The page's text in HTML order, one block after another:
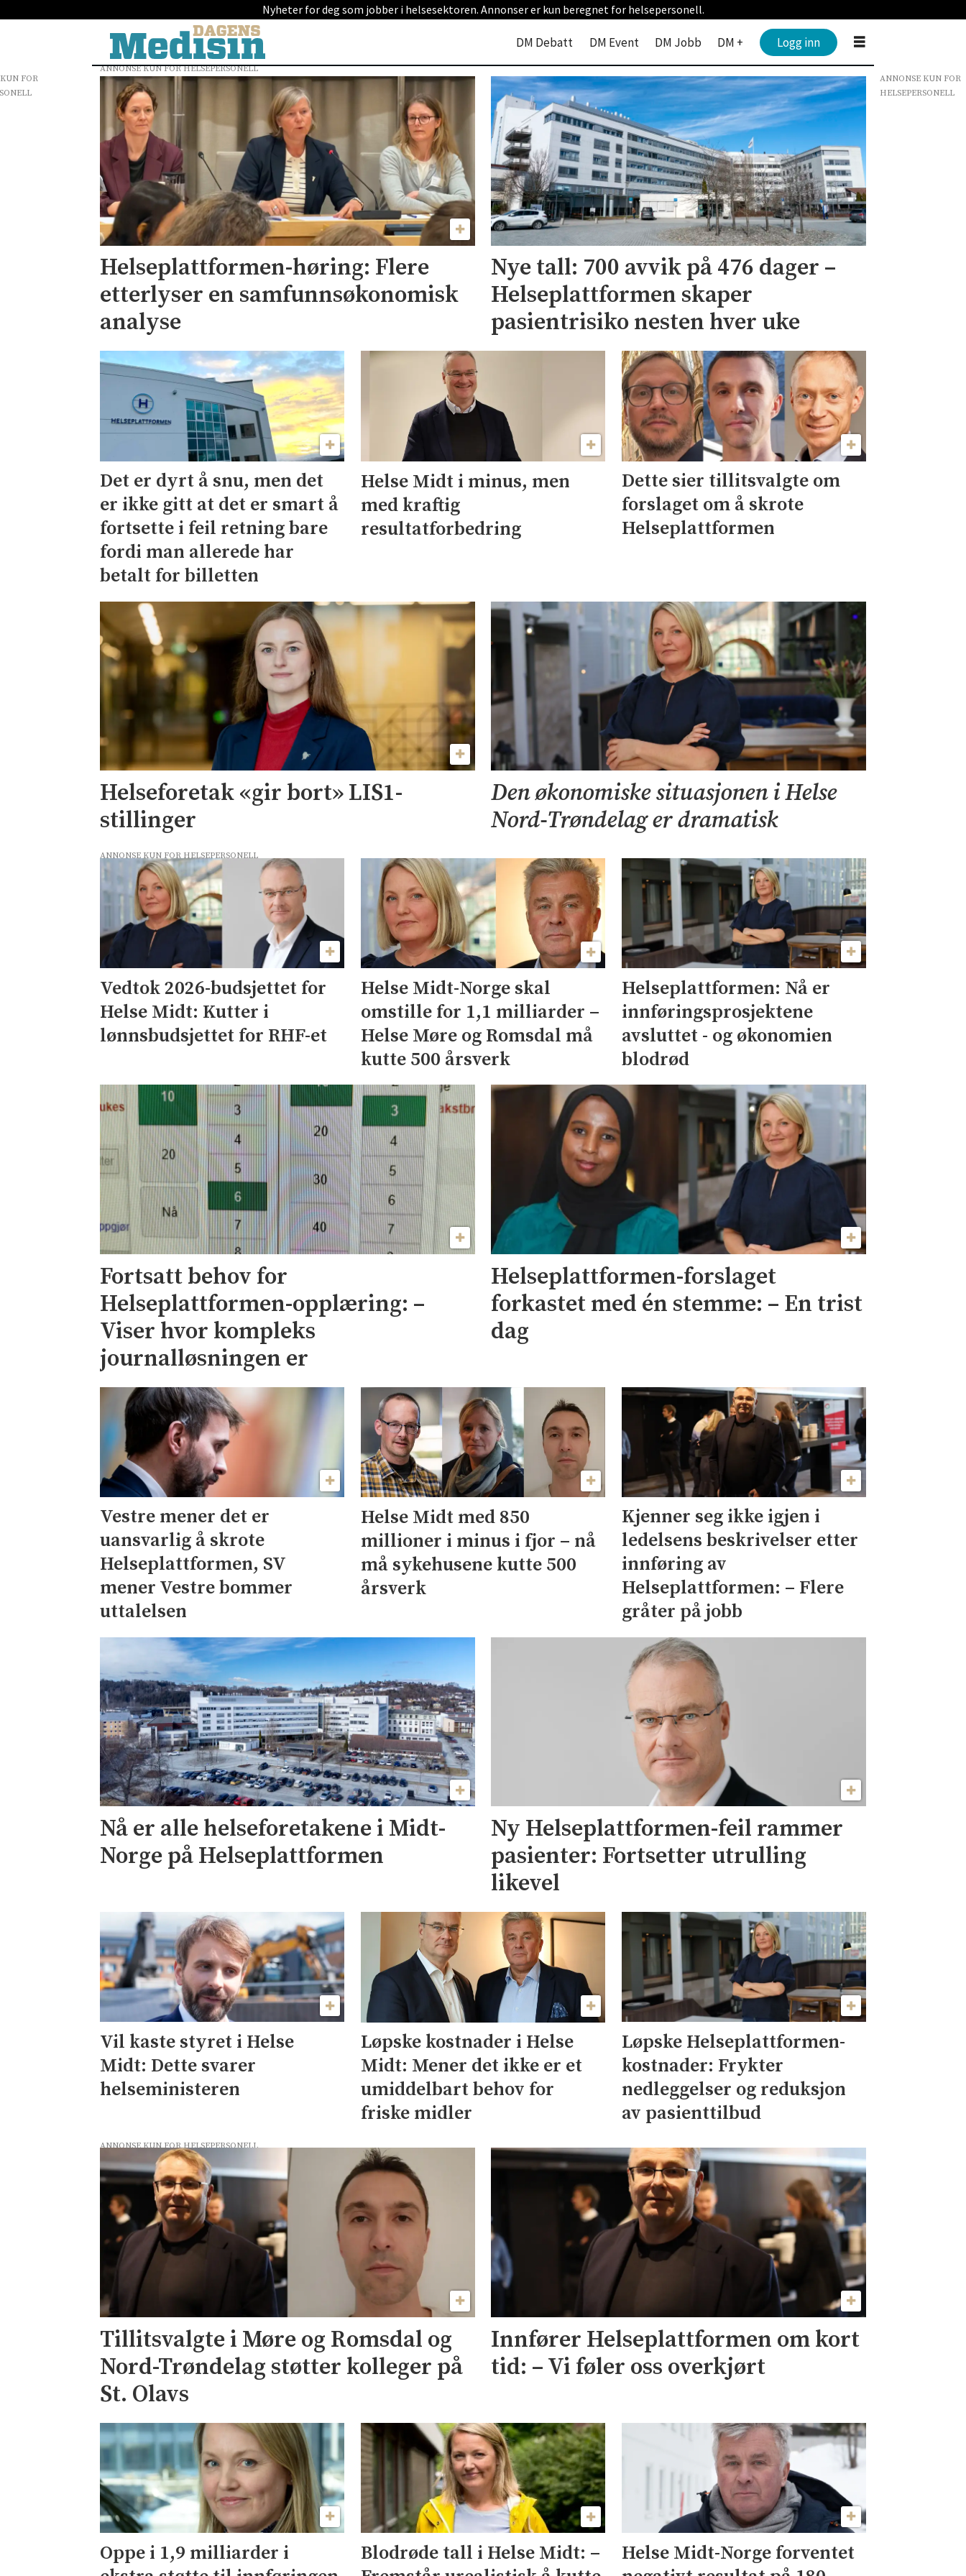
Nyheter for deg som jobber i helsesektoren. Annonser er kun beregnet for helsepersonell.
DM Debatt DM Event DM Jobb DM + Logg inn
Tag:
trøndelag
ANNONSE KUN FOR HELSEPERSONELL
Helseplattformen-høring: Flere
etterlyser en samfunnsøkonomisk
analyse
Nye tall: 700 avvik på 476 dager –
Helseplattformen skaper
pasientrisiko nesten hver uke
Det er dyrt å snu, men det
er ikke gitt at det er smart å
fortsette i feil retning bare
fordi man allerede har
betalt for billetten
Helse Midt i minus, men
med kraftig
resultatforbedring
Dette sier tillitsvalgte om
forslaget om å skrote
Helseplattformen
Helseforetak «gir bort» LIS1-
stillinger
Den økonomiske situasjonen i Helse
Nord-Trøndelag er dramatisk
ANNONSE KUN FOR HELSEPERSONELL
Vedtok 2026-budsjettet for
Helse Midt: Kutter i
lønnsbudsjettet for RHF-et
Helse Midt-Norge skal
omstille for 1,1 milliarder –
Helse Møre og Romsdal må
kutte 500 årsverk
Helseplattformen: Nå er
innføringsprosjektene
avsluttet - og økonomien
blodrød
Fortsatt behov for
Helseplattformen-opplæring: –
Viser hvor kompleks
journalløsningen er
Helseplattformen-forslaget
forkastet med én stemme: – En trist
dag
Vestre mener det er
uansvarlig å skrote
Helseplattformen, SV
mener Vestre bommer
uttalelsen
Helse Midt med 850
millioner i minus i fjor – nå
må sykehusene kutte 500
årsverk
Kjenner seg ikke igjen i
ledelsens beskrivelser etter
innføring av
Helseplattformen: – Flere
gråter på jobb
Nå er alle helseforetakene i Midt-
Norge på Helseplattformen
Ny Helseplattformen-feil rammer
pasienter: Fortsetter utrulling
likevel
Vil kaste styret i Helse
Midt: Dette svarer
helseministeren
Løpske kostnader i Helse
Midt: Mener det ikke er et
umiddelbart behov for
friske midler
Løpske Helseplattformen-
kostnader: Frykter
nedleggelser og reduksjon
av pasienttilbud
ANNONSE KUN FOR HELSEPERSONELL
Tillitsvalgte i Møre og Romsdal og
Nord-Trøndelag støtter kolleger på
St. Olavs
Innfører Helseplattformen om kort
tid: – Vi føler oss overkjørt
Oppe i 1,9 milliarder i
Blodrøde tall i Helse Midt: –
Helse Midt-Norge forventet
FOR
ANNONSE KUN FOR
HELSEPERSONELL